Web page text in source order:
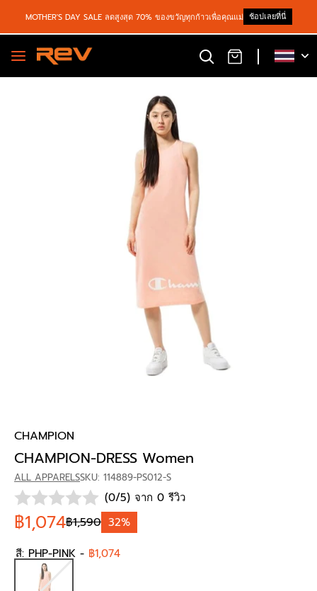
MOTHER'S DAY SALE ลดสูงสุด 70% ของขวัญทุกก้าวเพื่อคุณแม่ ช้อปเลยที่นี่
CHAMPION
CHAMPION-DRESS Women
ALL APPARELSSKU: 114889-PS012-S
(0/5) จาก 0 รีวิว
฿1,074฿1,590 32%
สี: PHP-PINK - ฿1,074